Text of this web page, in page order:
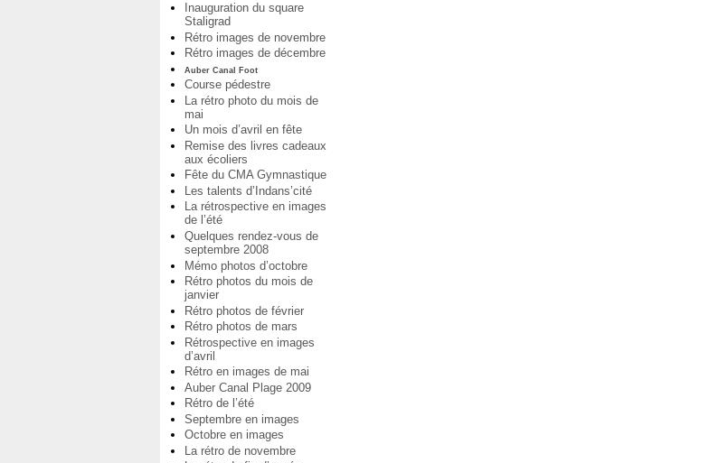
Inauguration du square
Staligrad
Rétro images de novembre
Rétro images de décembre
Auber Canal Foot
Course pédestre
La rétro photo du mois de
mai
Un mois d’avril en fête
Remise des livres cadeaux
aux écoliers
Fête du CMA Gymnastique
Les talents d’Indans’cité
La rétrospective en images
de l’été
Quelques rendez-vous de
septembre 2008
Mémo photos d’octobre
Rétro photos du mois de
janvier
Rétro photos de février
Rétro photos de mars
Rétrospective en images
d’avril
Rétro en images de mai
Auber Canal Plage 2009
Rétro de l’été
Septembre en images
Octobre en images
La rétro de novembre